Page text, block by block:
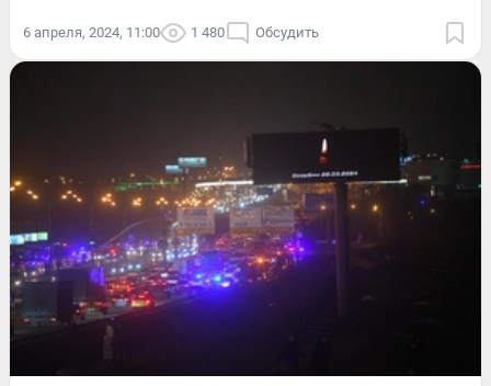
6 апреля, 2024, 11:00 1 480 Обсудить